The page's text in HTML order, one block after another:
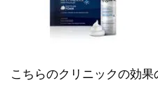
こちらのクリニックの効果